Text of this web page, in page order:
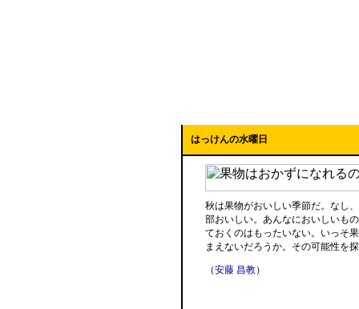
はっけんの水曜日
秋は果物がおいしい季節だ。なし
部おいしい。あんなにおいしいも
ておくのはもったいない。いっそ
まえないだろうか。その可能性を
（安藤 昌教）